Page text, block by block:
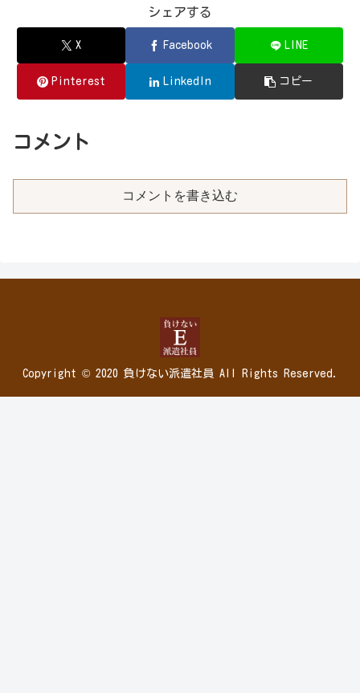
シェアする
X Facebook LINE
Pinterest LinkedIn コピー
コメント
コメントを書き込む
Copyright © 2020 負けない派遣社員 All Rights Reserved.